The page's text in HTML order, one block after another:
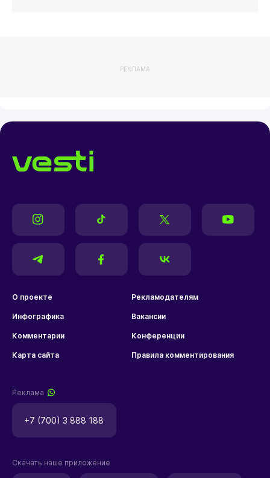
РЕКЛАМА
О проекте Рекламодателям
Инфографика Вакансии
Комментарии Конференции
Карта сайта Правила комментирования
Реклама
+7 (700) 3 888 188
Скачать наше приложение